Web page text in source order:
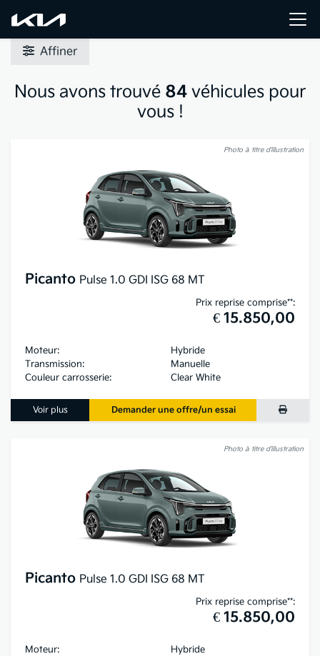
Affiner
Nous avons trouvé 84 véhicules pour
vous !
Photo à titre d’illustration
Picanto Pulse 1.0 GDI ISG 68 MT
Prix reprise comprise**:
€ 15.850,00
Moteur:
Hybride
Transmission:
Manuelle
Couleur carrosserie:
Clear White
Voir plus Demander une offre/un essai
Photo à titre d’illustration
Picanto Pulse 1.0 GDI ISG 68 MT
Prix reprise comprise**:
€ 15.850,00
Moteur:
Hybride